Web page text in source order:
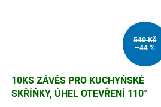
540 Kč
–44 %
10KS ZÁVĚS PRO KUCHYŇSKÉ
SKŘÍŇKY, ÚHEL OTEVŘENÍ 110°